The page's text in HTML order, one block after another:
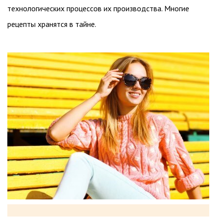
технологических процессов их производства. Многие
рецепты хранятся в тайне.